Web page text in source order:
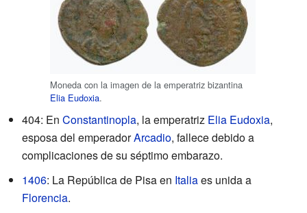
Moneda con la imagen de la emperatriz bizantina
Elia Eudoxia.
404: En Constantinopla, la emperatriz Elia Eudoxia,
esposa del emperadorArcadio, fallece debido a
complicaciones de su séptimo embarazo.
1406: La República de Pisa en Italiaes unida a
Florencia.